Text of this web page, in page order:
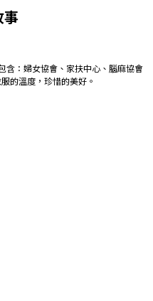
事
含：婦女協會、家扶中心、腦麻協會
的溫度，珍惜的美好。